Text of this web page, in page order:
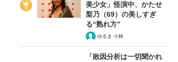
美少女」怪演中、かたせ
梨乃（69）の美しすぎ
る“熟れ方”
ゆるま 小林
「敗因分析は一切聞かれ